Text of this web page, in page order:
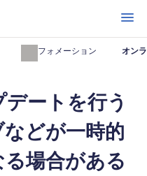
開く
インフォメーション オン
ートを行う
どが一時的
場合がある